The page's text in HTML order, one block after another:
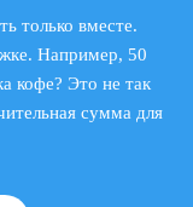
только вместе.
Например, 50
кофе? Это не так
сумма для